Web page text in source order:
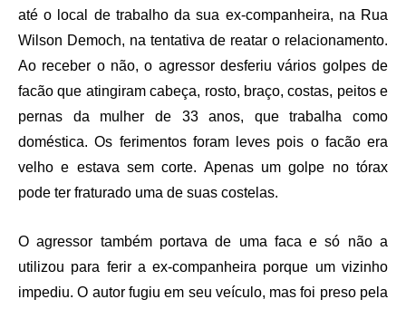
até o local de trabalho da sua ex-companheira, na Rua
Wilson Democh, na tentativa de reatar o relacionamento.
Ao receber o não, o agressor desferiu vários golpes de
facão que atingiram cabeça, rosto, braço, costas, peitos e
pernas da mulher de 33 anos, que trabalha como
doméstica. Os ferimentos foram leves pois o facão era
velho e estava sem corte. Apenas um golpe no tórax
pode ter fraturado uma de suas costelas.
O agressor também portava de uma faca e só não a
utilizou para ferir a ex-companheira porque um vizinho
impediu. O autor fugiu em seu veículo, mas foi preso pela